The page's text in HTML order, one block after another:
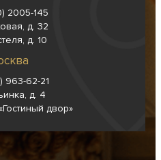
2005-145
д. 32
д. 10
963-62-21
д. 4
двор»